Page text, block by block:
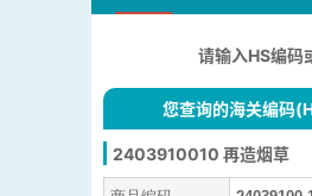
请输入HS编码
您查询的海关编码
2403910010 再造烟草